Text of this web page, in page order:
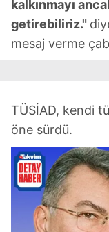
kalkınmayı
getirebiliriz."
mesaj verme
TÜSİAD, kendi
öne sürdü.